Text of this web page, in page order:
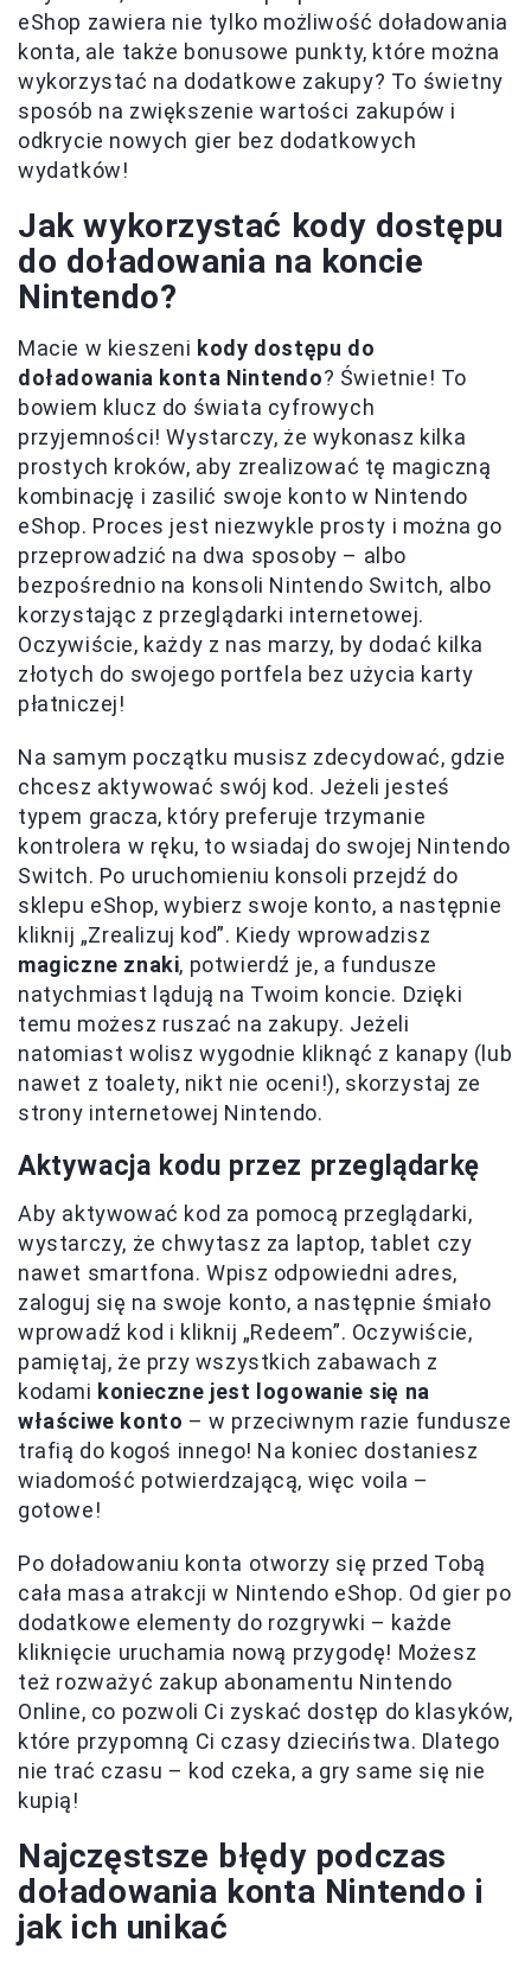
eShop zawiera nie tylko możliwość doładowania
konta, ale także bonusowe punkty, które można
wykorzystać na dodatkowe zakupy? To świetny
sposób na zwiększenie wartości zakupów i
odkrycie nowych gier bez dodatkowych
wydatków!
Jak wykorzystać kody dostępu
do doładowania na koncie
Nintendo?
Macie w kieszeni kody dostępu do
doładowania konta Nintendo? Świetnie! To
bowiem klucz do świata cyfrowych
przyjemności! Wystarczy, że wykonasz kilka
prostych kroków, aby zrealizować tę magiczną
kombinację i zasilić swoje konto w Nintendo
eShop. Proces jest niezwykle prosty i można go
przeprowadzić na dwa sposoby – albo
bezpośrednio na konsoli Nintendo Switch, albo
korzystając z przeglądarki internetowej.
Oczywiście, każdy z nas marzy, by dodać kilka
złotych do swojego portfela bez użycia karty
płatniczej!
Na samym początku musisz zdecydować, gdzie
chcesz aktywować swój kod. Jeżeli jesteś
typem gracza, który preferuje trzymanie
kontrolera w ręku, to wsiadaj do swojej Nintendo
Switch. Po uruchomieniu konsoli przejdź do
sklepu eShop, wybierz swoje konto, a następnie
kliknij „Zrealizuj kod”. Kiedy wprowadzisz
magiczne znaki, potwierdź je, a fundusze
natychmiast lądują na Twoim koncie. Dzięki
temu możesz ruszać na zakupy. Jeżeli
natomiast wolisz wygodnie kliknąć z kanapy (lub
nawet z toalety, nikt nie oceni!), skorzystaj ze
strony internetowej Nintendo.
Aktywacja kodu przez przeglądarkę
Aby aktywować kod za pomocą przeglądarki,
wystarczy, że chwytasz za laptop, tablet czy
nawet smartfona. Wpisz odpowiedni adres,
zaloguj się na swoje konto, a następnie śmiało
wprowadź kod i kliknij „Redeem”. Oczywiście,
pamiętaj, że przy wszystkich zabawach z
kodami konieczne jest logowanie się na
właściwe konto – w przeciwnym razie fundusze
trafią do kogoś innego! Na koniec dostaniesz
wiadomość potwierdzającą, więc voila –
gotowe!
Po doładowaniu konta otworzy się przed Tobą
cała masa atrakcji w Nintendo eShop. Od gier po
dodatkowe elementy do rozgrywki – każde
kliknięcie uruchamia nową przygodę! Możesz
też rozważyć zakup abonamentu Nintendo
Online, co pozwoli Ci zyskać dostęp do klasyków,
które przypomną Ci czasy dzieciństwa. Dlatego
nie trać czasu – kod czeka, a gry same się nie
kupią!
Najczęstsze błędy podczas
doładowania konta Nintendo i
jak ich unikać